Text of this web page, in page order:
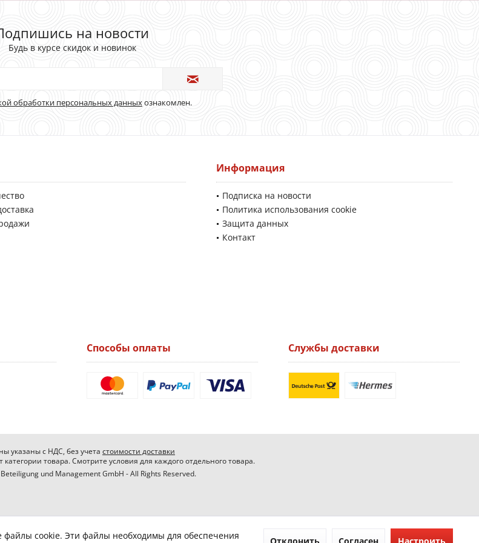
на новости
Будь в курсе скидок и новинок
обработки персональных данныхознакомлен.
Информация
Подписка на новости
Политика использования cookie
Защита данных
Контакт
Способы оплаты Службы доставки
указаны с НДС, без учета стоимости доставки
товара. Смотрите условия для каждого отдельного товара.
und Management GmbH - All Rights Reserved.
файлы cookie. Эти файлы необходимы для обеспечения